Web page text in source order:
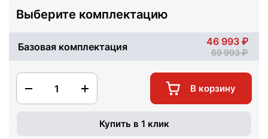
Выберите комплектацию
Базовая комплектация 46 993
69 993
1 В корзину
Купить в 1 клик